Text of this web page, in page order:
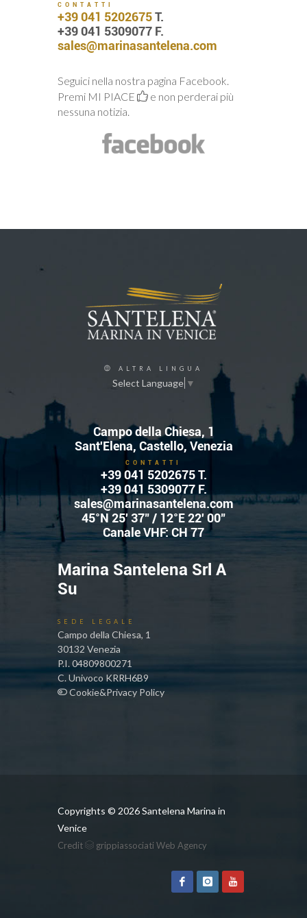
CONTATTI
+39 041 5202675T.
+39 041 5309077 F.
sales@marinasantelena.com
Seguici nella nostra pagina Facebook.
Premi MI PIACE
e non perderai più
nessuna notizia.
ALTRA LINGUA
Select Language ▼
Campo della Chiesa, 1
Sant'Elena, Castello, Venezia
CONTATTI
+39 041 5202675T.
+39 041 5309077 F.
sales@marinasantelena.com
45°N 25' 37" / 12°E 22' 00"
Canale VHF: CH 77
Marina Santelena Srl A
Su
SEDE LEGALE
Campo della Chiesa, 1
30132 Venezia
P.I. 04809800271
C. Univoco KRRH6B9
Cookie&Privacy Policy
Copyrights © 2026 Santelena Marina in
Venice
Credit grippiassociati Web Agency